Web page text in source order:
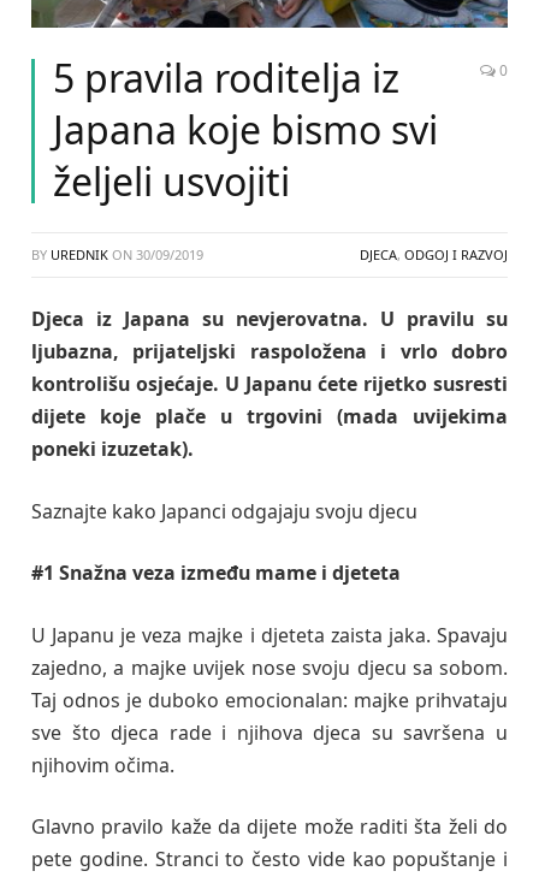
5 pravila roditelja iz
Japana koje bismo svi
željeli usvojiti
0
BY UREDNIK ON 30/09/2019 DJECA, ODGOJ I RAZVOJ
Djeca iz Japana su nevjerovatna. U pravilu su
ljubazna, prijateljski raspoložena i vrlo dobro
kontrolišu osjećaje. U Japanu ćete rijetko susresti
dijete koje plače u trgovini (mada uvijekima
poneki izuzetak).
Saznajte kako Japanci odgajaju svoju djecu
#1 Snažna veza između mame i djeteta
U Japanu je veza majke i djeteta zaista jaka. Spavaju
zajedno, a majke uvijek nose svoju djecu sa sobom.
Taj odnos je duboko emocionalan: majke prihvataju
sve što djeca rade i njihova djeca su savršena u
njihovim očima.
Glavno pravilo kaže da dijete može raditi šta želi do
pete godine. Stranci to često vide kao popuštanje i